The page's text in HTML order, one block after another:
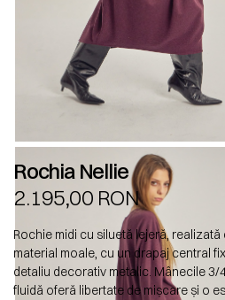
Rochia Nellie
2.195,00 RON
Rochie midi cu siluetă lejeră, realizată
material moale, cu un drapaj central
detaliu decorativ metalic. Mânecile 3/
fluidă oferă libertate de mișcare și o